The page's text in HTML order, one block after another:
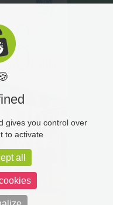
gives you control over
to activate
all